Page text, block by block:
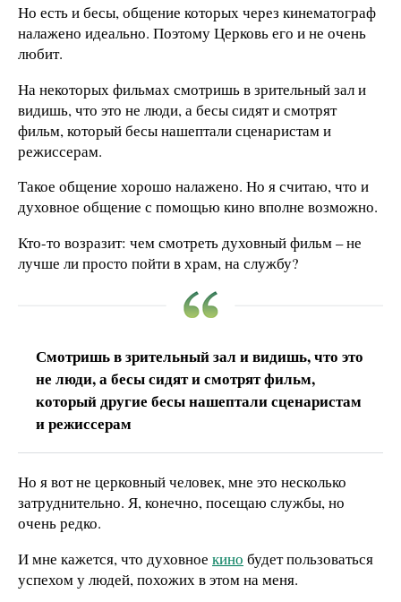
Но есть и бесы, общение которых через кинематограф
налажено идеально. Поэтому Церковь его и не очень
любит.
На некоторых фильмах смотришь в зрительный зал и
видишь, что это не люди, а бесы сидят и смотрят
фильм, который бесы нашептали сценаристам и
режиссерам.
Такое общение хорошо налажено. Но я считаю, что и
духовное общение с помощью кино вполне возможно.
Кто-то возразит: чем смотреть духовный фильм – не
лучше ли просто пойти в храм, на службу?
Смотришь в зрительный зал и видишь, что это
не люди, а бесы сидят и смотрят фильм,
который другие бесы нашептали сценаристам
и режиссерам
Но я вот не церковный человек, мне это несколько
затруднительно. Я, конечно, посещаю службы, но
очень редко.
И мне кажется, что духовное кино будет пользоваться
успехом у людей, похожих в этом на меня.